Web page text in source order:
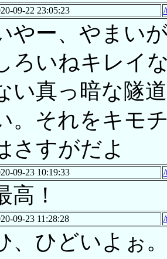
09-22 23:05:23
やー、やまい
ろいねキレイ
い真っ暗な隧
。それをキモ
さすがだよ
09-23 10:19:33
高！
09-23 11:28:28
、ひどいよぉ